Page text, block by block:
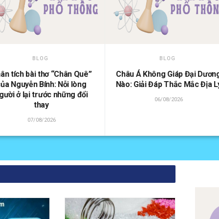
BLOG
Á Không Giáp Đại Dương
Giải Đáp Thắc Mắc Địa Lý
06/08/2026
BLOG
Cọp và Hổ: Tìm hiểu sự
biệt và điểm giống nhau